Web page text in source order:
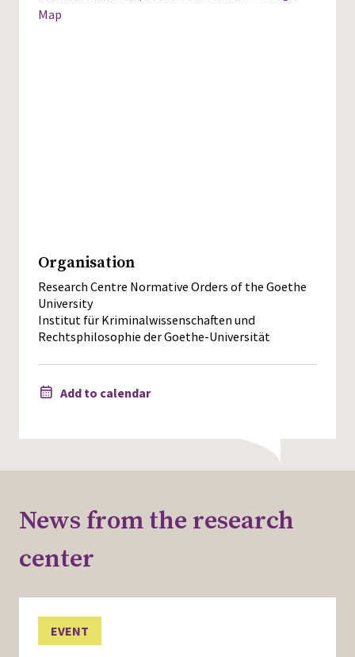
Map
Organisation
Research Centre Normative Orders of the Goethe
University
Institut für Kriminalwissenschaften und
Rechtsphilosophie der Goethe-Universität
Add to calendar
News from the research
center
EVENT